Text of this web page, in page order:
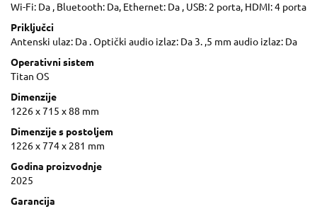
Wi-Fi: Da , Bluetooth: Da, Ethernet: Da , USB: 2 porta, HDMI: 4 porta
Priključci
Antenski ulaz: Da . Optički audio izlaz: Da 3. ,5 mm audio izlaz: Da
Operativni sistem
Titan OS
Dimenzije
1226 x 715 x 88 mm
Dimenzije s postoljem
1226 x 774 x 281 mm
Godina proizvodnje
2025
Garancija